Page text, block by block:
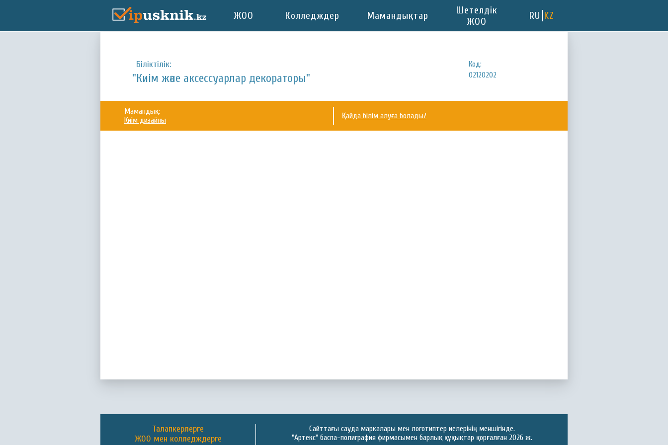
ЖОО Колледждер Мамандықтар
Шетелдік
ЖОО
RU KZ
Біліктілік:
"Киім және аксессуарлар декораторы"
Код:
02120202
Мамандық:
Киім дизайны
Қайда білім алуға болады?
Талапкерлерге
ЖОО мен колледждерге
Сайттағы сауда маркалары мен логотиптер иелерінің меншігінде.
"Артекс" баспа-полиграфия фирмасымен барлық құқықтар қорғалған 2026 ж.